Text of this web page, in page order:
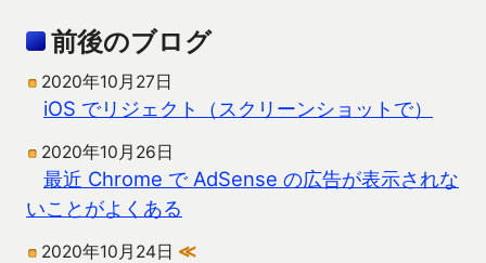
前後のブログ
2020年10月27日
iOS でリジェクト（スクリーンショットで）
2020年10月26日
最近 Chrome で AdSense の広告が表示されな
いことがよくある
2020年10月24日 ≪